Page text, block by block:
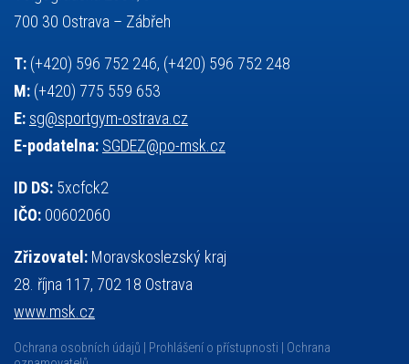
základy společenských věd
700 30 Ostrava – Zábřeh
T: (+420) 596 752 246, (+420) 596 752 248
M: (+420) 775 559 653
E: sg@sportgym-ostrava.cz
E-podatelna: SGDEZ@po-msk.cz
ID DS: 5xcfck2
IČO: 00602060
Zřizovatel: Moravskoslezský kraj
28. října 117, 702 18 Ostrava
www.msk.cz
Ochrana osobních údajů Prohlášení o přístupnosti
Ochrana